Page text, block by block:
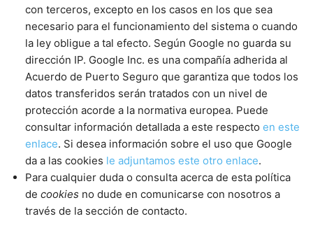
con terceros, excepto en los casos en los que sea
necesario para el funcionamiento del sistema o cuando
la ley obligue a tal efecto. Según Google no guarda su
dirección IP. Google Inc. es una compañía adherida al
Acuerdo de Puerto Seguro que garantiza que todos los
datos transferidos serán tratados con un nivel de
protección acorde a la normativa europea. Puede
consultar información detallada a este respecto en este
enlace. Si desea información sobre el uso que Google
da a las cookies le adjuntamos este otro enlace.
Para cualquier duda o consulta acerca de esta política
de cookies no dude en comunicarse con nosotros a
través de la sección de contacto.